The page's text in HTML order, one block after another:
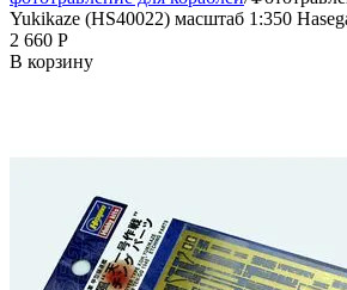
Yukikaze (HS40022) масштаб 1:350
2 660 Р
В корзину